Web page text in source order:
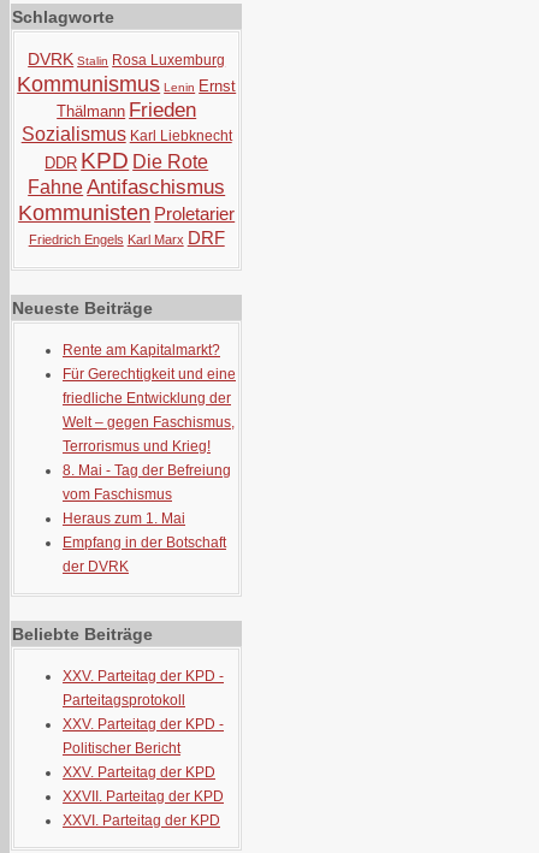
Schlagworte
DVRK Stalin Rosa Luxemburg
Kommunismus Lenin Ernst
Thälmann Frieden
Sozialismus Karl Liebknecht
DDR KPD Die Rote
FahneAntifaschismus
Kommunisten Proletarier
Friedrich Engels Karl Marx DRF
Neueste Beiträge
Rente am Kapitalmarkt?
Für Gerechtigkeit und eine
friedliche Entwicklung der
Welt – gegen Faschismus,
Terrorismus und Krieg!
8. Mai - Tag der Befreiung
vom Faschismus
Heraus zum 1. Mai
Empfang in der Botschaft
der DVRK
Beliebte Beiträge
XXV. Parteitag der KPD -
Parteitagsprotokoll
XXV. Parteitag der KPD -
Politischer Bericht
XXV. Parteitag der KPD
XXVII. Parteitag der KPD
XXVI. Parteitag der KPD